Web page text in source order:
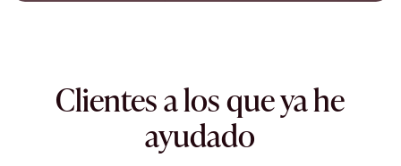
Clientes a los que ya he
ayudado